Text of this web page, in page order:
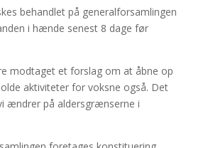
behandlet på generalforsamlingen
i hænde senest 8 dage før
modtaget et forslag om at åbne op
aktiviteter for voksne også. Det
ændrer på aldersgrænserne i